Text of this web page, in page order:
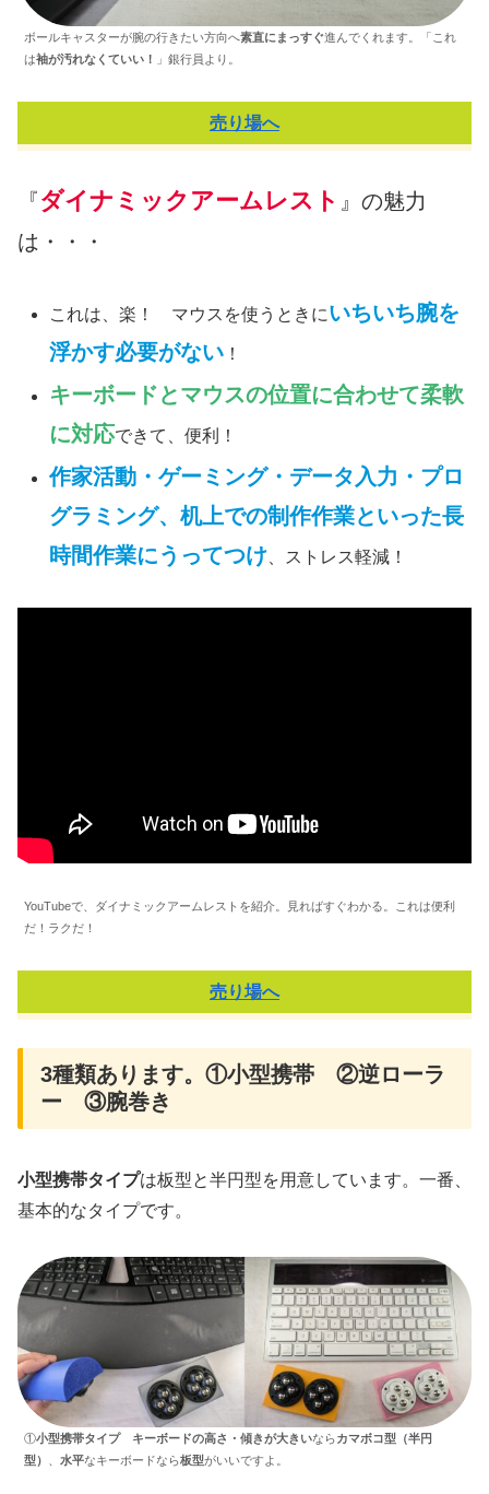
ボールキャスターが腕の行きたい方向へ素直にまっすぐ進んでくれます。「これ
は袖が汚れなくていい！ 」銀行員より。
売り場へ
『ダイナミックアームレスト 』の魅力
は・・・
これは、楽！ マウスを使うときにいちいち腕を
浮かす必要がない ！
キーボードとマウスの位置に合わせて柔軟
に対応できて、便利！
作家活動・ゲーミング・データ入力・プロ
グラミング、机上での制作作業といった長
時間作業にうってつけ、ストレス軽減！
YouTubeで、ダイナミックアームレストを紹介。見ればすぐわかる。これは便利
だ！ラクだ！
売り場へ
3種類あります。①小型携帯 ②逆ローラ
ー ③腕巻き
小型携帯タイプは板型と半円型を用意しています。一番、
基本的なタイプです。
①小型携帯タイプ キーボードの高さ・傾きが大きいならカマボコ型（半円
型）
水平なキーボードなら板型がいいですよ。